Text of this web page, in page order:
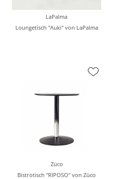
LaPalma
Loungetisch "Auki" von LaPalma
Züco
Bistrotisch "RIPOSO" von Züco